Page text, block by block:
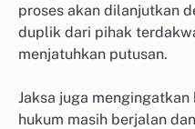
proses akan dilanjutkan
duplik dari pihak
menjatuhkan putusan.
Jaksa juga
hukum masih berjalan